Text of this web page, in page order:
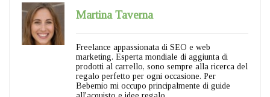
Martina Taverna
Freelance appassionata di SEO e web
marketing. Esperta mondiale di aggiunta di
prodotti al carrello, sono sempre alla ricerca del
regalo perfetto per ogni occasione. Per
Bebemio mi occupo principalmente di guide